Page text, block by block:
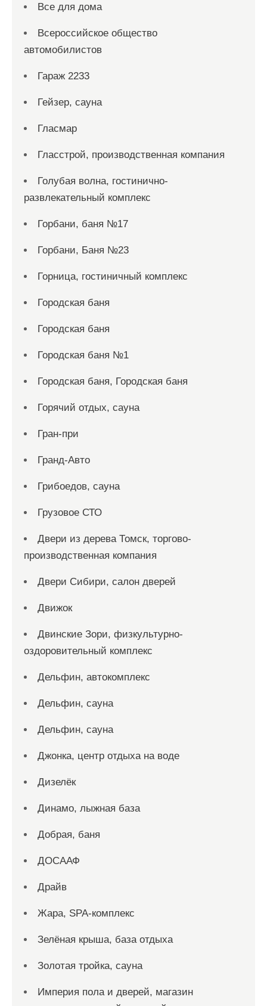
Все для дома
Всероссийское общество
автомобилистов
Гараж 2233
Гейзер, сауна
Гласмар
Гласстрой, производственная компания
Голубая волна, гостинично-
развлекательный комплекс
Горбани, баня №17
Горбани, Баня №23
Горница, гостиничный комплекс
Городская баня
Городская баня
Городская баня №1
Городская баня, Городская баня
Горячий отдых, сауна
Гран-при
Гранд-Авто
Грибоедов, сауна
Грузовое СТО
Двери из дерева Томск, торгово-
производственная компания
Двери Сибири, салон дверей
Движок
Двинские Зори, физкультурно-
оздоровительный комплекс
Дельфин, автокомплекс
Дельфин, сауна
Дельфин, сауна
Джонка, центр отдыха на воде
Дизелёк
Динамо, лыжная база
Добрая, баня
ДОСААФ
Драйв
Жара, SPA-комплекс
Зелёная крыша, база отдыха
Золотая тройка, сауна
Империя пола и дверей, магазин